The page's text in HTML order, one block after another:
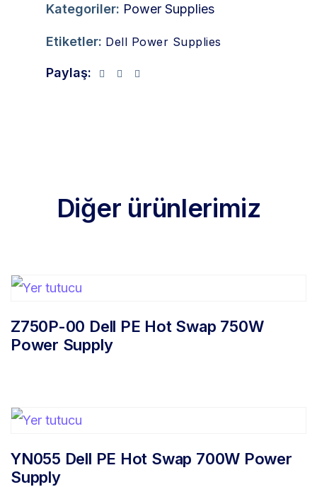
Kategoriler: Power Supplies
Etiketler: Dell Power Supplies
Paylaş:
Diğer ürünlerimiz
Z750P-00 Dell PE Hot Swap 750W
Power Supply
YN055 Dell PE Hot Swap 700W Power
Supply